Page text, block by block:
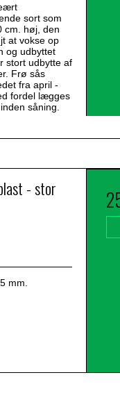
sort som
cm. høj, den
at vokse op
og udbyttet
stort udbytte af
Frø sås
fra april -
fordel lægges
såning.
- stor
mm.